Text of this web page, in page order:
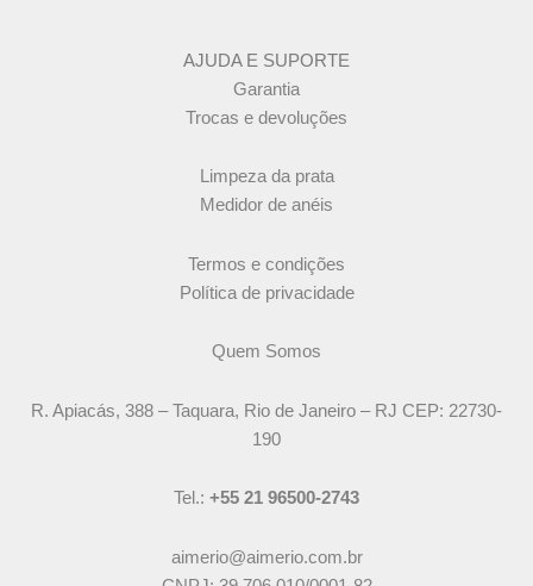
AJUDA E SUPORTE
Garantia
Trocas e devoluções
Limpeza da prata
Medidor de anéis
Termos e condições
Política de privacidade
Quem Somos
R. Apiacás, 388 – Taquara, Rio de Janeiro – RJ CEP: 22730-
190
Tel.: +55 21 96500-2743
aimerio@aimerio.com.br